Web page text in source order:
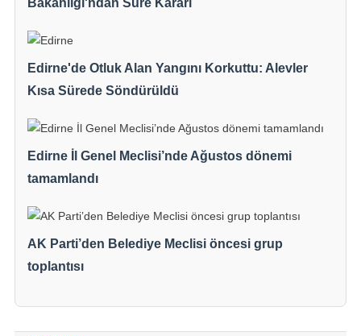
Bakanlığı'ndan Süre Kararı
Edirne'de Otluk Alan Yangını Korkuttu: Alevler
Kısa Sürede Söndürüldü
Edirne İl Genel Meclisi’nde Ağustos dönemi
tamamlandı
AK Parti’den Belediye Meclisi öncesi grup
toplantısı